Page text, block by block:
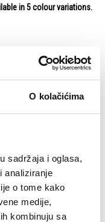
O kolačićima
sadržaja i oglasa,
analiziranje
o tome kako
medije,
kombinuju sa
in 5 colour variations.